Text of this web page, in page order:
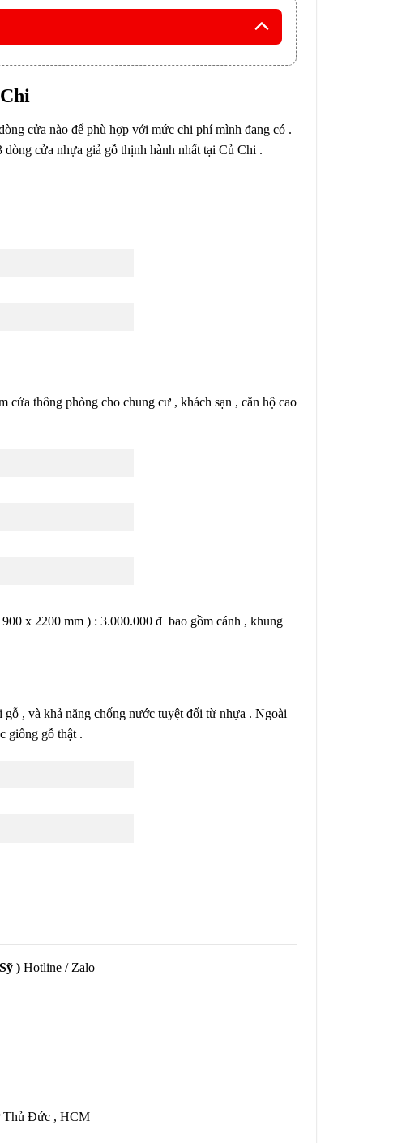
cửa nào để phù hợp với mức chi phí mình đang có .
cửa nhựa giả gỗ thịnh hành nhất tại Củ Chi .
cửa thông phòng cho chung cư , khách sạn , căn hộ cao
x 2200 mm ) : 3.000.000 đ bao gồm cánh , khung
, và khả năng chống nước tuyệt đối từ nhựa . Ngoài
giống gỗ thật .
) Hotline / Zalo
Thủ Đức , HCM